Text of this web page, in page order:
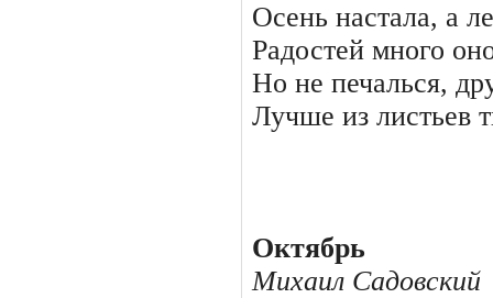
Осень настала, а
Радостей много
Но не печалься,
Лучше из листьев
Октябрь
Михаил Садовский